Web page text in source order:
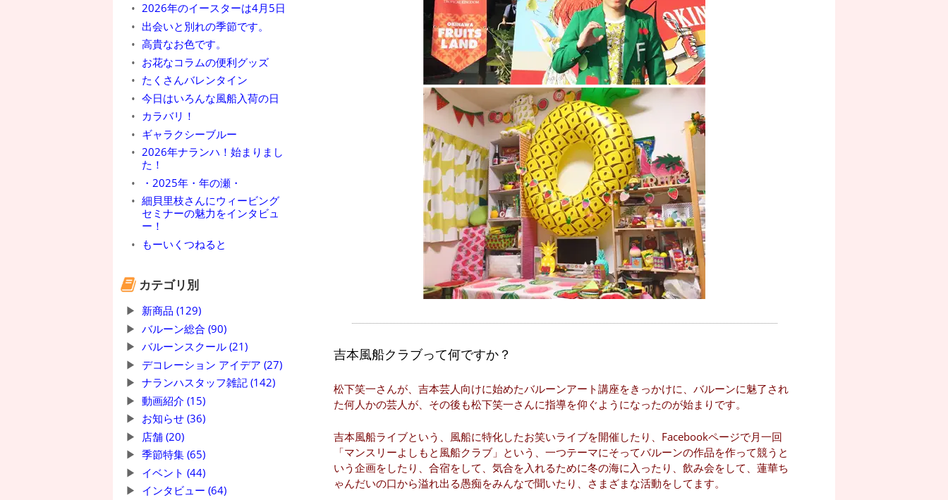
2026年のイースターは4月5日
出会いと別れの季節です。
高貴なお色です。
お花なコラムの便利グッズ
たくさんバレンタイン
今日はいろんな風船入荷の日
カラバリ！
ギャラクシーブルー
2026年ナランハ！始まりまし
た！
・2025年・年の瀬・
細貝里枝さんにウィービング
セミナーの魅力をインタビュ
ー！
もーいくつねると
カテゴリ別
新商品 (129)
バルーン総合 (90)
バルーンスクール (21)
デコレーション アイデア (27)
ナランハスタッフ雑記 (142)
動画紹介 (15)
お知らせ (36)
店舗 (20)
季節特集 (65)
イベント (44)
インタビュー (64)
吉本風船クラブって何ですか？
松下笑一さんが、吉本芸人向けに始めたバルーンアート講座をきっかけに、バルーンに魅了され
た何人かの芸人が、その後も松下笑一さんに指導を仰ぐようになったのが始まりです。
吉本風船ライブという、風船に特化したお笑いライブを開催したり、Facebookページで月一回
「マンスリーよしもと風船クラブ」という、一つテーマにそってバルーンの作品を作って競うと
いう企画をしたり、合宿をして、気合を入れるために冬の海に入ったり、飲み会をして、蓮華ち
ゃんだいの口から溢れ出る愚痴をみんなで聞いたり、さまざまな活動をしてます。